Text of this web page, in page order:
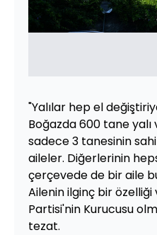
"Yalılar hep el
Boğazda 600 tane
sadece 3 tanesinin
aileler. Diğerlerinin
çerçevede de bir aile bu
Ailenin ilginç bir
Partisi'nin Kurucusu
tezat.